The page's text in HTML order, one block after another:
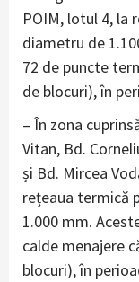
POIM, lotul 4, la
diametru de
72 de puncte
de blocuri), în
– În zona
Vitan, Bd.
și Bd. Mircea
rețeaua termică
1.000 mm.
calde menajere
blocuri), în